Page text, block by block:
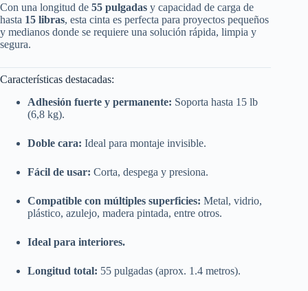
Con una longitud de 55 pulgadas y capacidad de carga de
hasta 15 libras, esta cinta es perfecta para proyectos pequeños
y medianos donde se requiere una solución rápida, limpia y
segura.
Características destacadas:
Adhesión fuerte y permanente: Soporta hasta 15 lb
(6,8 kg).
Doble cara: Ideal para montaje invisible.
Fácil de usar: Corta, despega y presiona.
Compatible con múltiples superficies: Metal, vidrio,
plástico, azulejo, madera pintada, entre otros.
Ideal para interiores.
Longitud total: 55 pulgadas (aprox. 1.4 metros).